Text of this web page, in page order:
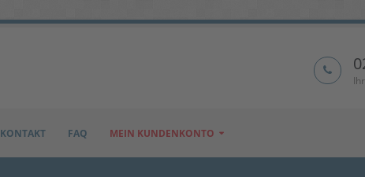
KONTAKT FAQ MEIN KUNDENKONTO